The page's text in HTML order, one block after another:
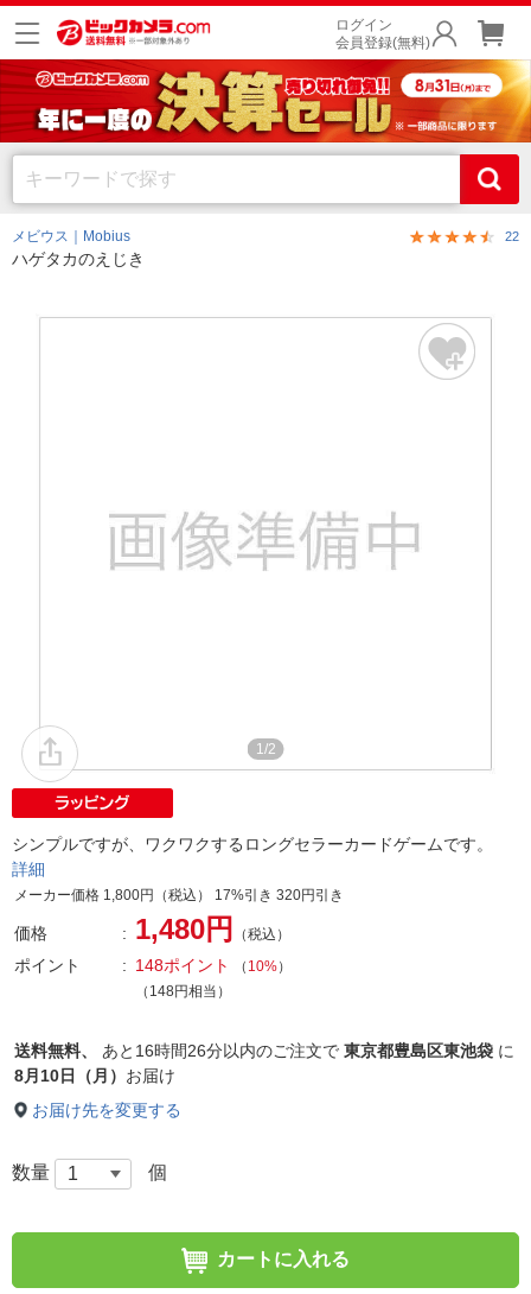
ログイン
会員登録(無料)
メビウス｜Mobius 22
ハゲタカのえじき
1/2
シンプルですが、ワクワクするロングセラーカードゲームです。
詳細
メーカー価格 1,800円（税込） 17%引き 320円引き
価格 1,480円 （税込）
ポイント 148ポイント （ 10%）
（148円相当）
送料無料、 あと 16時間26分以内のご注文で 東京都豊島区東池袋 に
8月10日（月） お届け
お届け先を変更する
数量 個
カートに入れる